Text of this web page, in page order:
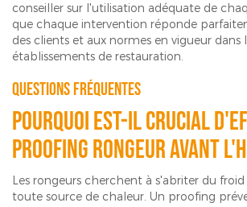
conseiller sur l'utilisation adéquate de
que chaque intervention réponde
des clients et aux normes en vigueur
établissements de restauration.
Questions fréquentes
Pourquoi est-il crucial
proofing rongeur avant
Les rongeurs cherchent à s'abriter du
toute source de chaleur. Un proofing